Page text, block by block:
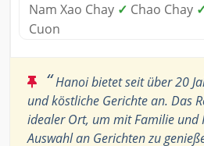
Nam Xao Chay ✓ Chao Chay
Cuon
“Hanoi bietet seit über 20
und köstliche Gerichte an. Das
idealer Ort, um mit Familie und
Auswahl an Gerichten zu